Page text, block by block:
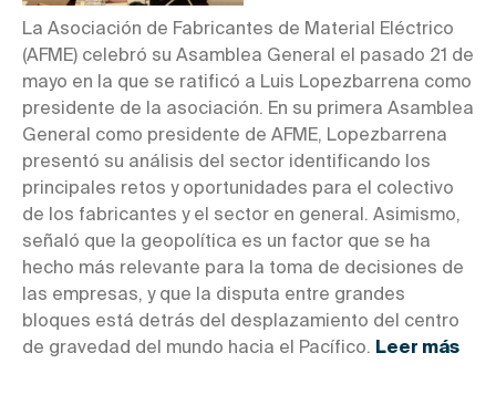
La Asociación de Fabricantes de Material Eléctrico
(AFME) celebró su Asamblea General el pasado 21 de
mayo en la que se ratificó a Luis Lopezbarrena como
presidente de la asociación. En su primera Asamblea
General como presidente de AFME, Lopezbarrena
presentó su análisis del sector identificando los
principales retos y oportunidades para el colectivo
de los fabricantes y el sector en general. Asimismo,
señaló que la geopolítica es un factor que se ha
hecho más relevante para la toma de decisiones de
las empresas, y que la disputa entre grandes
bloques está detrás del desplazamiento del centro
de gravedad del mundo hacia el Pacífico. Leer más